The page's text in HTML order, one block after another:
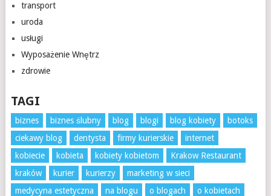
transport
uroda
usługi
Wyposażenie Wnętrz
zdrowie
TAGI
biznes biznes ślubny blog blogi blog kobiety
botoks
ciekawy blog
dentysta firmy kurierskie
internet
kobiecie
kobieta kobiety kobietom
Krakow Restaurant
kraków
kurier kurierzy
marketing w sieci
medycyna estetyczna
na blogu o blogach
o kobietach